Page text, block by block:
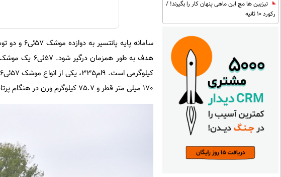
تیزبین ها مچ این ماهی پنهان کار را بگیرند! /
رکورد 10 ثانیه
170 میلی متر قطر و 75.7 کیلوگرم وزن در هنگام پرتاب دارند.